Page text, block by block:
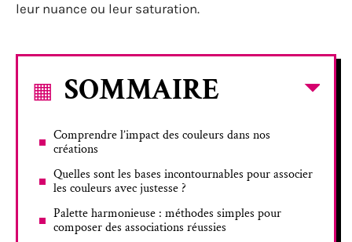
leur nuance ou leur saturation.
SOMMAIRE
Comprendre l’impact des couleurs dans nos
créations
Quelles sont les bases incontournables pour associer
les couleurs avec justesse ?
Palette harmonieuse : méthodes simples pour
composer des associations réussies